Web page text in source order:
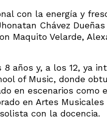
con la energía y
Chávez Dueñas
Maquito Velarde,
años y, a los 12, ya
of Music, donde
en escenarios como
en Artes Musicales
con la docencia.